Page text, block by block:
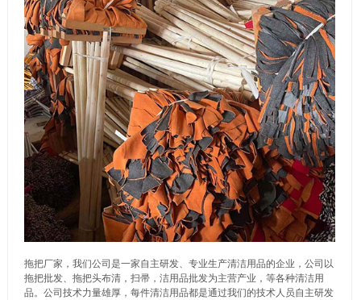
拖把厂家，我们公司是一家自主研发、专业生产清洁用品的企业，公司以
拖把批发、拖把头布清，扫帚，洁用品批发为主营产业，等各种清洁用
品。公司技术力量雄厚，每件清洁用品都是通过我们的技术人员自主研发